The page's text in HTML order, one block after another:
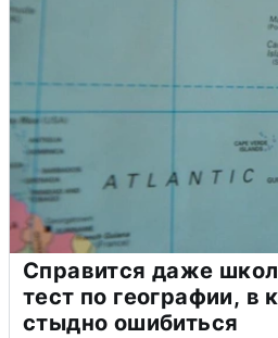
Справится даже
тест по географии, в
стыдно ошибиться